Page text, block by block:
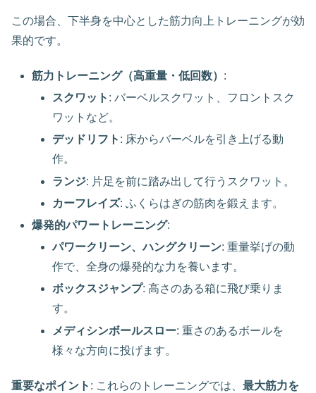
この場合、下半身を中心とした筋力向上トレーニングが効
果的です。
筋力トレーニング（高重量・低回数） :
スクワット : バーベルスクワット、フロントスク
ワットなど。
デッドリフト : 床からバーベルを引き上げる動
作。
ランジ: 片足を前に踏み出して行うスクワット。
カーフレイズ: ふくらはぎの筋肉を鍛えます。
爆発的パワートレーニング:
パワークリーン、ハングクリーン: 重量挙げの動
作で、全身の爆発的な力を養います。
ボックスジャンプ: 高さのある箱に飛び乗りま
す。
メディシンボールスロー: 重さのあるボールを
様々な方向に投げます。
重要なポイント : これらのトレーニングでは、 最大筋力を